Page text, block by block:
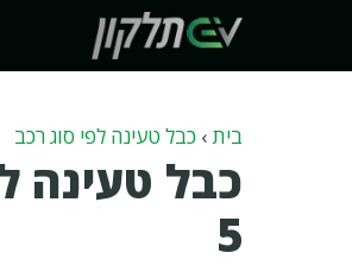
בית› כבל טעינה לפי סוג רכב
כבל טעינה
5